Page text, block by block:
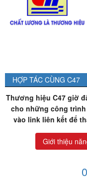
HỢP TÁC CÙNG C47
Thương hiệu C47 giờ
cho những công
vào link liên kết để
Giới thiệu